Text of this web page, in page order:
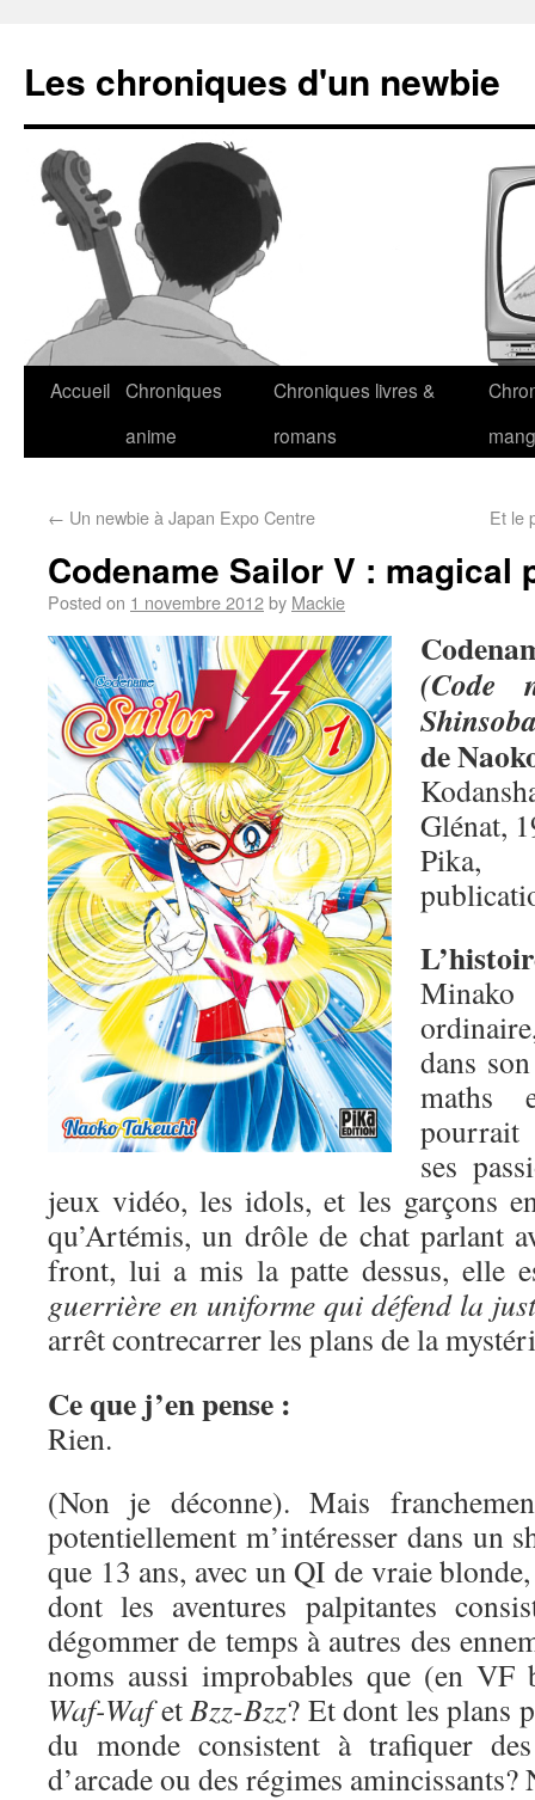
Les chroniques d'un newbie
Accueil Chroniques
anime
Chroniques livres &
romans
← Un newbie à Japan Expo Centre Et le
Codename Sailor V : magical
Posted on 1 novembre 2012by Mackie
(Code
de
Glénat,
Pika,
Minako
dans
maths
pourrait
ses
jeux vidéo, les idols, et les garçons
qu’Artémis, un drôle de chat parlant
front, lui a mis la patte dessus, elle
guerrière en uniforme qui défend la
arrêt contrecarrer les plans de la
Ce que j’en pense :
Rien.
(Non je déconne). Mais
potentiellement m’intéresser dans un
que 13 ans, avec un QI de vraie
dont les aventures palpitantes
dégommer de temps à autres des
noms aussi improbables que (en
Waf-WafetBzz-Bzz? Et dont les plans
du monde consistent à trafiquer
d’arcade ou des régimes